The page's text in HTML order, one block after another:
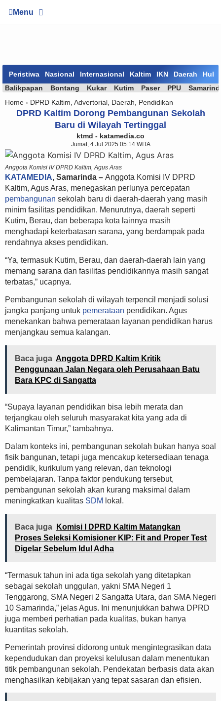
Menu
Peristiwa Nasional Internasional Kaltim IKN Daerah
Balikpapan
Bontang Kukar Kutim Paser PPU
Home › DPRD Kaltim Advertorial Daerah Pendidikan
DPRD Kaltim Dorong Pembangunan Sekolah
Baru di Wilayah Tertinggal
ktmd - katamedia.co
Jumat, 4 Jul 2025 05:14 WITA
Anggota Komisi IV DPRD Kaltim, Agus Aras
KATAMEDIA, Samarinda – Anggota Komisi IV DPRD
Kaltim, Agus Aras, menegaskan perlunya percepatan
pembangunan sekolah baru di daerah-daerah yang masih
minim fasilitas pendidikan. Menurutnya, daerah seperti
Kutim, Berau, dan beberapa kota lainnya masih
menghadapi keterbatasan sarana, yang berdampak pada
rendahnya akses pendidikan.
“Ya, termasuk Kutim, Berau, dan daerah-daerah lain yang
memang sarana dan fasilitas pendidikannya masih sangat
terbatas,” ucapnya.
Pembangunan sekolah di wilayah terpencil menjadi solusi
jangka panjang untuk pemerataan pendidikan. Agus
menekankan bahwa pemerataan layanan pendidikan harus
menjangkau semua kalangan.
Baca juga Anggota DPRD Kaltim Kritik
Penggunaan Jalan Negara oleh Perusahaan Batu
Bara KPC di Sangatta
“Supaya layanan pendidikan bisa lebih merata dan
terjangkau oleh seluruh masyarakat kita yang ada di
Kalimantan Timur,” tambahnya.
Dalam konteks ini, pembangunan sekolah bukan hanya soal
fisik bangunan, tetapi juga mencakup ketersediaan tenaga
pendidik, kurikulum yang relevan, dan teknologi
pembelajaran. Tanpa faktor pendukung tersebut,
pembangunan sekolah akan kurang maksimal dalam
meningkatkan kualitas SDM lokal.
Baca juga
Komisi I DPRD Kaltim Matangkan
Proses Seleksi Komisioner KIP: Fit and Proper Test
Digelar Sebelum Idul Adha
“Termasuk tahun ini ada tiga sekolah yang ditetapkan
sebagai sekolah unggulan, yakni SMA Negeri 1
Tenggarong, SMA Negeri 2 Sangatta Utara, dan SMA Negeri
10 Samarinda,” jelas Agus. Ini menunjukkan bahwa DPRD
juga memberi perhatian pada kualitas, bukan hanya
kuantitas sekolah.
Pemerintah provinsi didorong untuk mengintegrasikan data
kependudukan dan proyeksi kelulusan dalam menentukan
titik pembangunan sekolah. Pendekatan berbasis data akan
menghasilkan kebijakan yang tepat sasaran dan efisien.